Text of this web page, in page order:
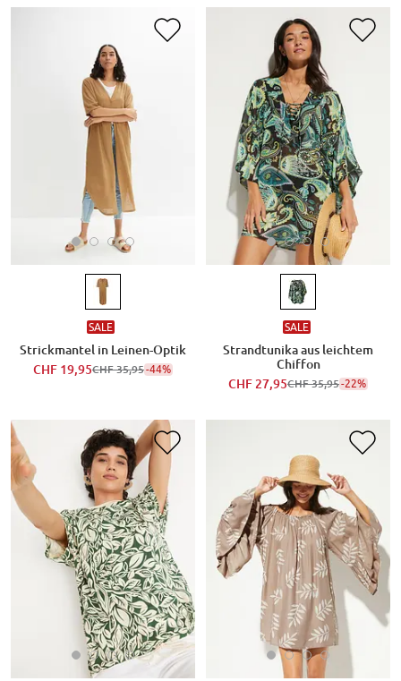
SALE
Strickmantel in Leinen-Optik
CHF 19,95CHF 35,95-44%
SALE
Strandtunika aus leichtem
Chiffon
CHF 27,95CHF 35,95-22%